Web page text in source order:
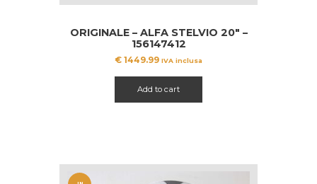
ORIGINALE – ALFA STELVIO 20″ –
156147412
€ 1449.99 IVA inclusa
Add to cart